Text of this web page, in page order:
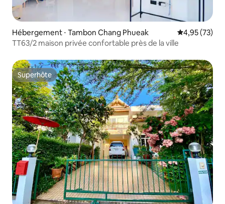
Hébergement ⋅ Tambon Chang Phueak Évaluation
4,95 (73)
TT63/2 maison privée confortable près de la ville
Superhôte
Superhôte